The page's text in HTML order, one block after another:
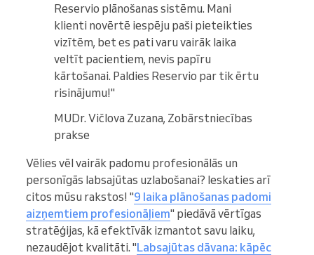
Reservio plānošanas sistēmu. Mani
klienti novērtē iespēju paši pieteikties
vizītēm, bet es pati varu vairāk laika
veltīt pacientiem, nevis papīru
kārtošanai. Paldies Reservio par tik ērtu
risinājumu!"
MUDr. Vičlova Zuzana, Zobārstniecības
prakse
Vēlies vēl vairāk padomu profesionālās un
personīgās labsajūtas uzlabošanai? Ieskaties arī
citos mūsu rakstos! "9 laika plānošanas padomi
aizņemtiem profesionāļiem" piedāvā vērtīgas
stratēģijas, kā efektīvāk izmantot savu laiku,
nezaudējot kvalitāti. "Labsajūtas dāvana: kāpēc